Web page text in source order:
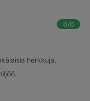
6/6
herkkuja,